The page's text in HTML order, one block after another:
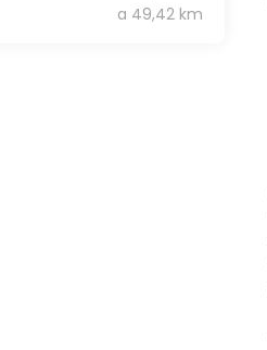
a 49,42 km